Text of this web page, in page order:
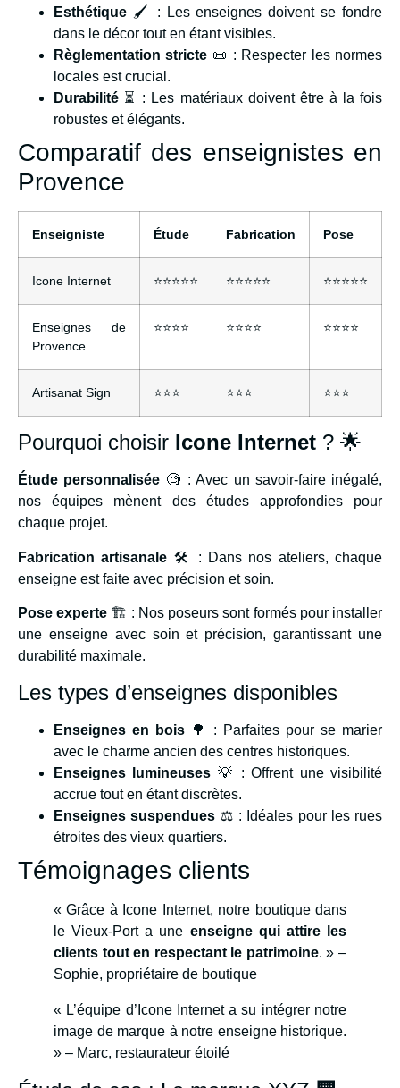
Esthétique 🖌️ : Les enseignes doivent se fondre
dans le décor tout en étant visibles.
Règlementation stricte 📜 : Respecter les normes
locales est crucial.
Durabilité ⏳ : Les matériaux doivent être à la fois
robustes et élégants.
Comparatif des enseignistes en
Provence
Enseigniste Étude Fabrication Pose
Icone Internet ⭐️⭐️⭐️⭐️⭐️ ⭐️⭐️⭐️⭐️⭐️ ⭐️⭐️⭐️⭐️⭐️
Enseignes de
Provence
⭐️⭐️⭐️⭐️ ⭐️⭐️⭐️⭐️ ⭐️⭐️⭐️⭐️
Artisanat Sign ⭐️⭐️⭐️ ⭐️⭐️⭐️ ⭐️⭐️⭐️
Pourquoi choisir Icone Internet ? 🌟
Étude personnalisée 🧐 : Avec un savoir-faire inégalé,
nos équipes mènent des études approfondies pour
chaque projet.
Fabrication artisanale 🛠️ : Dans nos ateliers, chaque
enseigne est faite avec précision et soin.
Pose experte 🏗️ : Nos poseurs sont formés pour installer
une enseigne avec soin et précision, garantissant une
durabilité maximale.
Les types d’enseignes disponibles
Enseignes en bois🌳 : Parfaites pour se marier
avec le charme ancien des centres historiques.
Enseignes lumineuses 💡 : Offrent une visibilité
accrue tout en étant discrètes.
Enseignes suspendues ⚖️ : Idéales pour les rues
étroites des vieux quartiers.
Témoignages clients
« Grâce à Icone Internet, notre boutique dans
le Vieux-Port a une enseigne qui attire les
clients tout en respectant le patrimoine. » –
Sophie, propriétaire de boutique
« L’équipe d’Icone Internet a su intégrer notre
image de marque à notre enseigne historique.
» – Marc, restaurateur étoilé